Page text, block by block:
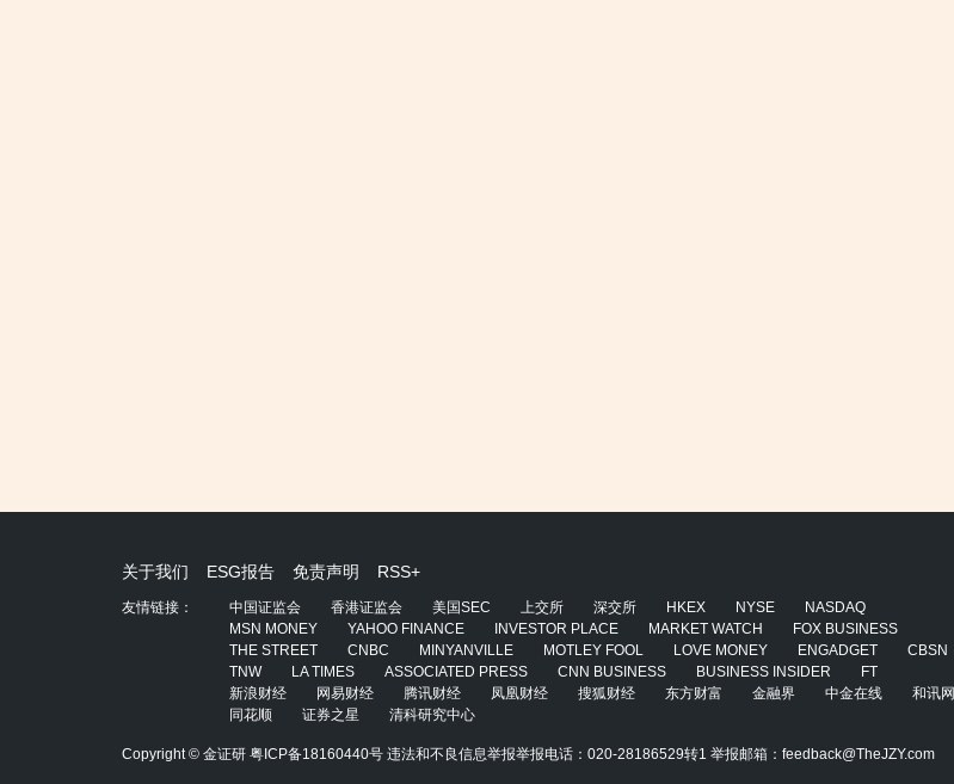
关于我们 ESG报告 免责声明 RSS+
友情链接： 中国证监会 香港证监会 美国SEC 上交所 深交所 HKEX NYSE
NASDAQ
MSN MONEY
YAHOO FINANCE INVESTOR PLACE MARKET WATCH
FOX BUSINESS
THE STREET
CNBC MINYANVILLE MOTLEY FOOL LOVE MONEY ENGADGET
CBSN
TNW
LA TIMES ASSOCIATED PRESS CNN BUSINESS BUSINESS INSIDER
FT
新浪财经
网易财经 腾讯财经 凤凰财经 搜狐财经 东方财富 金融界 中金在线
和讯网
同花顺
证券之星 清科研究中心
Copyright © 金证研 粤ICP备18160440号 违法和不良信息举报举报电话：020-28186529转1 举报邮箱：feedback@TheJZY.com